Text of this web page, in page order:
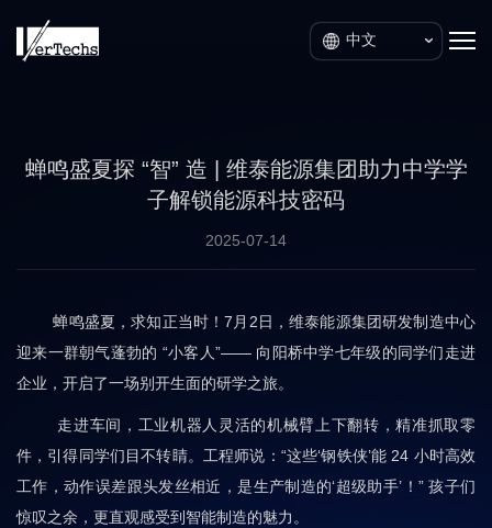
中文
蝉鸣盛夏探 “智” 造 | 维泰能源集团助力中学学
子解锁能源科技密码
2025-07-14
蝉鸣盛夏，求知正当时！7月2日，维泰能源集团研发制造中心
迎来一群朝气蓬勃的 “小客人”—— 向阳桥中学七年级的同学们走进
企业，开启了一场别开生面的研学之旅。
走进车间，工业机器人灵活的机械臂上下翻转，精准抓取零
件，引得同学们目不转睛。工程师说：“这些‘钢铁侠’能 24 小时高效
工作，动作误差跟头发丝相近，是生产制造的‘超级助手’！” 孩子们
惊叹之余，更直观感受到智能制造的魅力。